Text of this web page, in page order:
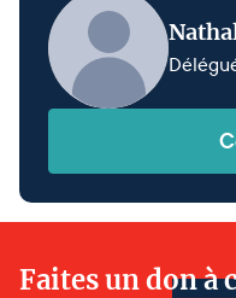
Faites un don à